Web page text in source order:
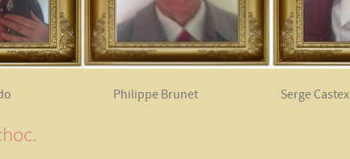
Philippe Brunet Serge Castex